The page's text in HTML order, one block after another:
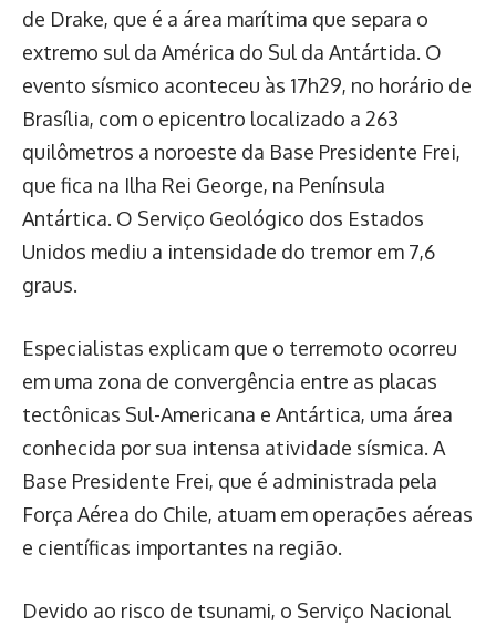
de Drake, que é a área marítima que separa o
extremo sul da América do Sul da Antártida. O
evento sísmico aconteceu às 17h29, no horário de
Brasília, com o epicentro localizado a 263
quilômetros a noroeste da Base Presidente Frei,
que fica na Ilha Rei George, na Península
Antártica. O Serviço Geológico dos Estados
Unidos mediu a intensidade do tremor em 7,6
graus.
Especialistas explicam que o terremoto ocorreu
em uma zona de convergência entre as placas
tectônicas Sul-Americana e Antártica, uma área
conhecida por sua intensa atividade sísmica. A
Base Presidente Frei, que é administrada pela
Força Aérea do Chile, atuam em operações aéreas
e científicas importantes na região.
Devido ao risco de tsunami, o Serviço Nacional